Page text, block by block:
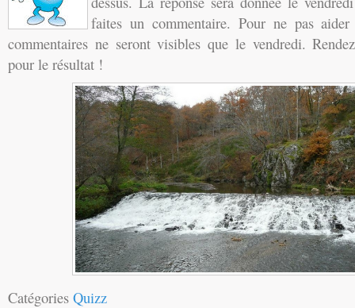
faites un commentaire. Pour ne pas
commentaires ne seront visibles que le vendredi.
pour le résultat !
Catégories Quizz